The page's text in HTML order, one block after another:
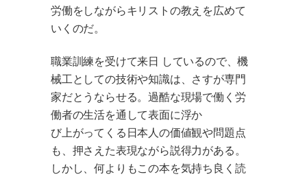
労働をしながらキリストの教えを広めて
いくのだ。
職業訓練を受けて来日
しているので、機
械工としての技術や知識は、さすが専門
家だとうならせる。過酷な現場で働く労
働者の生活を通して表面に浮か
び上がってくる日本人の価値観や問題点
も、押さえた表現ながら説得力がある。
しかし、何よりもこの本を気持ち良く読